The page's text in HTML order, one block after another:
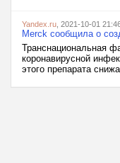
Yandex.ru , 2021-10-01
Merck сообщила о
Транснациональная
коронавирусной
этого препарата